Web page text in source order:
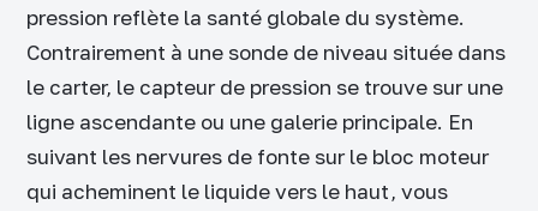
pression reflète la santé globale du système.
Contrairement à une sonde de niveau située dans
le carter, le capteur de pression se trouve sur une
ligne ascendante ou une galerie principale. En
suivant les nervures de fonte sur le bloc moteur
qui acheminent le liquide vers le haut, vous